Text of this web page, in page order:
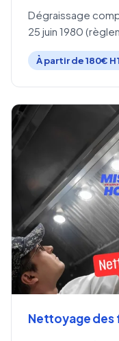
Dégraissage
25 juin 1980
À partir de 180€
Nettoyage des